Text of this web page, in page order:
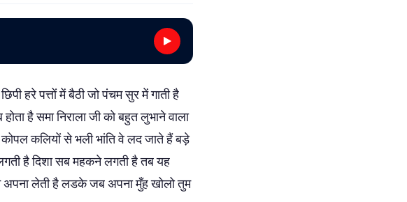
हरे पत्तों में बैठी जो पंचम सुर में गाती है
है समा निराला जी को बहुत लुभाने वाला
कलियों से भली भांति वे लद जाते हैं बड़े
है दिशा सब महकने लगती है तब यह
अपना लेती है लडके जब अपना मुँह खोलो तुम